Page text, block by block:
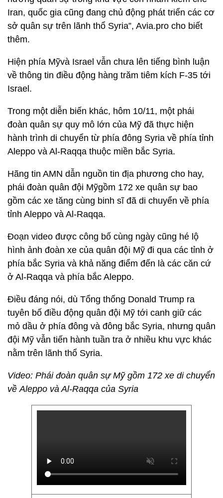
Iran, quốc gia cũng đang chủ động phát triển các cơ
sở quân sự trên lãnh thổ Syria”, Avia.pro cho biết
thêm.
Hiện phía Mỹvà Israel vẫn chưa lên tiếng bình luận
về thông tin điều động hàng trăm tiêm kích F-35 tới
Israel.
Trong một diễn biến khác, hôm 10/11, một phái
đoàn quân sự quy mô lớn của Mỹ đã thực hiện
hành trình di chuyển từ phía đông Syria về phía tỉnh
Aleppo và Al-Raqqa thuộc miền bắc Syria.
Hãng tin AMN dẫn nguồn tin địa phương cho hay,
phái đoàn quân đội Mỹgồm 172 xe quân sự bao
gồm các xe tăng cùng binh sĩ đã di chuyển về phía
tỉnh Aleppo và Al-Raqqa.
Đoạn video được công bố cùng ngày cũng hé lộ
hình ảnh đoàn xe của quân đội Mỹ đi qua các tỉnh ở
phía bắc Syria và khả năng điểm đến là các căn cứ
ở Al-Raqqa và phía bắc Aleppo.
Điều đáng nói, dù Tổng thống Donald Trump ra
tuyên bố điều động quân đội Mỹ tới canh giữ các
mỏ dầu ở phía đông và đông bắc Syria, nhưng quân
đội Mỹ vẫn tiến hành tuần tra ở nhiều khu vực khác
nằm trên lãnh thổ Syria.
Video: Phái đoàn quân sự Mỹ gồm 172 xe di chuyển
về Aleppo và Al-Raqqa của Syria